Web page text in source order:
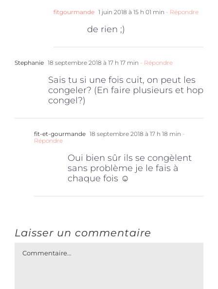
fitgourmande 1 juin 2018 à 15 h 01 min - Répondre
de rien ;)
Stephanie 18 septembre 2018 à 17 h 17 min - Répondre
Sais tu si une fois cuit, on peut les
congeler? (En faire plusieurs et hop
congel?)
fit-et-gourmande 18 septembre 2018 à 17 h 18 min -
Répondre
Oui bien sûr ils se congèlent
sans problème je le fais à
chaque fois ☺️
Laisser un commentaire